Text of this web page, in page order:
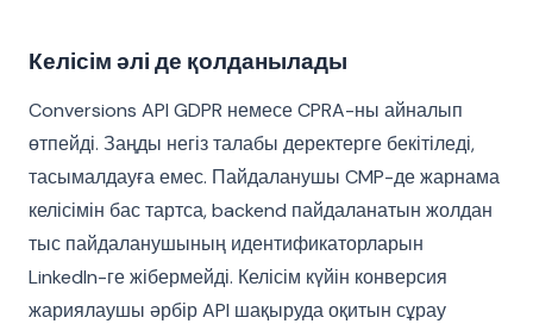
Келісім әлі де қолданылады
Conversions API GDPR немесе CPRA-ны айналып
өтпейді. Заңды негіз талабы деректерге бекітіледі,
тасымалдауға емес. Пайдаланушы CMP-де жарнама
келісімін бас тартса, backend пайдаланатын жолдан
тыс пайдаланушының идентификаторларын
LinkedIn-ге жібермейді. Келісім күйін конверсия
жариялаушы әрбір API шақыруда оқитын сұрау